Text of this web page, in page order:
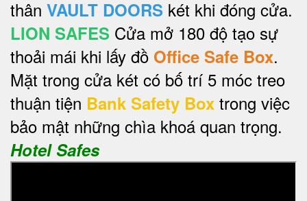
thân VAULT DOORS két khi đóng cửa.
LION SAFES Cửa mở 180 độ tạo sự
thoải mái khi lấy đồ Office Safe Box.
Mặt trong cửa két có bố trí 5 móc treo
thuận tiện Bank Safety Box trong việc
bảo mật những chìa khoá quan trọng.
Hotel Safes